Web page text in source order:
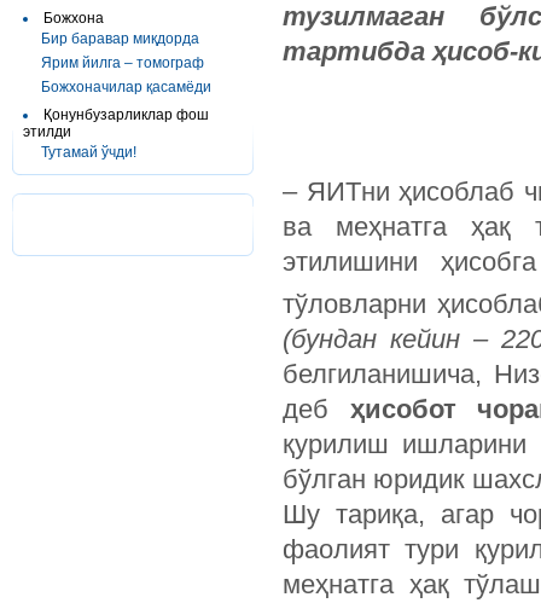
Божхона
Бир баравар миқдорда
Ярим йилга – томограф
Божхоначилар қасамёди
Қонунбузарликлар фош
этилди
Тутамай ўчди!
тузилмаган
тартибда ҳисоб-
– ЯИТни ҳисоблаб
ва меҳнатга ҳақ
этилишини
тўловларни
(бундан кейин–
белгиланишича,
деб ҳисобот
қурилиш ишларини
бўлган юридик
Шу тариқа, агар
фаолият тури
меҳнатга ҳақ